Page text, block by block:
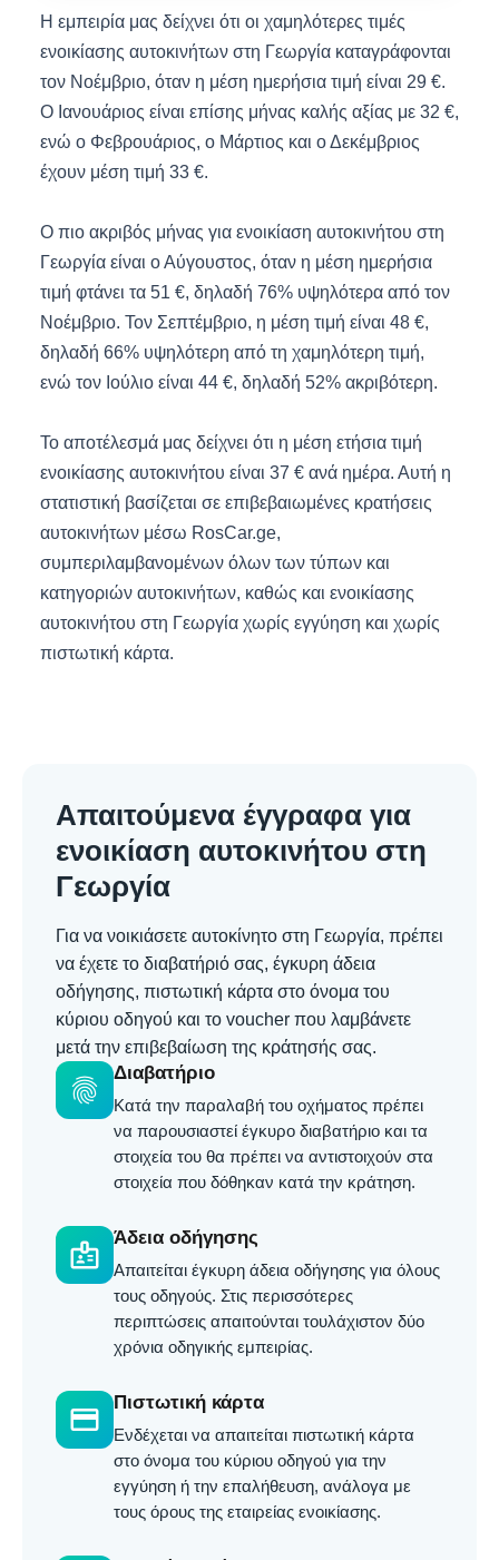
Η εμπειρία μας δείχνει ότι οι χαμηλότερες τιμές
ενοικίασης αυτοκινήτων στη Γεωργία καταγράφονται
τον Νοέμβριο, όταν η μέση ημερήσια τιμή είναι 29 €.
Ο Ιανουάριος είναι επίσης μήνας καλής αξίας με 32 €,
ενώ ο Φεβρουάριος, ο Μάρτιος και ο Δεκέμβριος
έχουν μέση τιμή 33 €.
Ο πιο ακριβός μήνας για ενοικίαση αυτοκινήτου στη
Γεωργία είναι ο Αύγουστος, όταν η μέση ημερήσια
τιμή φτάνει τα 51 €, δηλαδή 76% υψηλότερα από τον
Νοέμβριο. Τον Σεπτέμβριο, η μέση τιμή είναι 48 €,
δηλαδή 66% υψηλότερη από τη χαμηλότερη τιμή,
ενώ τον Ιούλιο είναι 44 €, δηλαδή 52% ακριβότερη.
Το αποτέλεσμά μας δείχνει ότι η μέση ετήσια τιμή
ενοικίασης αυτοκινήτου είναι 37 € ανά ημέρα. Αυτή η
στατιστική βασίζεται σε επιβεβαιωμένες κρατήσεις
αυτοκινήτων μέσω RosCar.ge,
συμπεριλαμβανομένων όλων των τύπων και
κατηγοριών αυτοκινήτων, καθώς και ενοικίασης
αυτοκινήτου στη Γεωργία χωρίς εγγύηση και χωρίς
πιστωτική κάρτα.
Απαιτούμενα έγγραφα για
ενοικίαση αυτοκινήτου στη
Γεωργία
Για να νοικιάσετε αυτοκίνητο στη Γεωργία, πρέπει
να έχετε το διαβατήριό σας, έγκυρη άδεια
οδήγησης, πιστωτική κάρτα στο όνομα του
κύριου οδηγού και το voucher που λαμβάνετε
μετά την επιβεβαίωση της κράτησής σας.
fingerprint
Διαβατήριο
Κατά την παραλαβή του οχήματος πρέπει
να παρουσιαστεί έγκυρο διαβατήριο και τα
στοιχεία του θα πρέπει να αντιστοιχούν στα
στοιχεία που δόθηκαν κατά την κράτηση.
badge
Άδεια οδήγησης
Απαιτείται έγκυρη άδεια οδήγησης για όλους
τους οδηγούς. Στις περισσότερες
περιπτώσεις απαιτούνται τουλάχιστον δύο
χρόνια οδηγικής εμπειρίας.
credit_card
Πιστωτική κάρτα
Ενδέχεται να απαιτείται πιστωτική κάρτα
στο όνομα του κύριου οδηγού για την
εγγύηση ή την επαλήθευση, ανάλογα με
τους όρους της εταιρείας ενοικίασης.